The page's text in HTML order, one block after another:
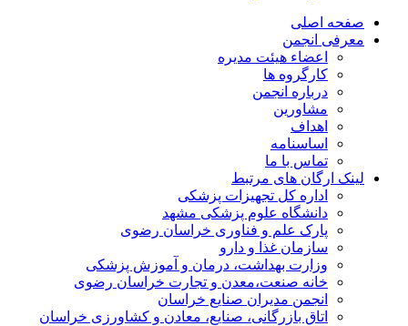
صفحه اصلی
معرفی انجمن
اعضاء هیئت مدیره
کارگروه ها
درباره انجمن
مشاورین
اهداف
اساسنامه
تماس با ما
لینک ارگان های مرتبط
اداره کل تجهیزات پزشکی
دانشگاه علوم پزشکی مشهد
پارک علم و فناوری خراسان رضوی
سازمان غذا و دارو
وزارت بهداشت، درمان و آموزش پزشکی
خانه صنعت،معدن و تجارت خراسان رضوی
انجمن مدیران صنایع خراسان
اتاق بازرگانی، صنایع، معادن و کشاورزی خراسان